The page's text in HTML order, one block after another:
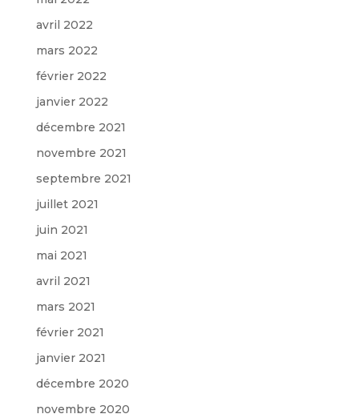
avril 2022
mars 2022
février 2022
janvier 2022
décembre 2021
novembre 2021
septembre 2021
juillet 2021
juin 2021
mai 2021
avril 2021
mars 2021
février 2021
janvier 2021
décembre 2020
novembre 2020